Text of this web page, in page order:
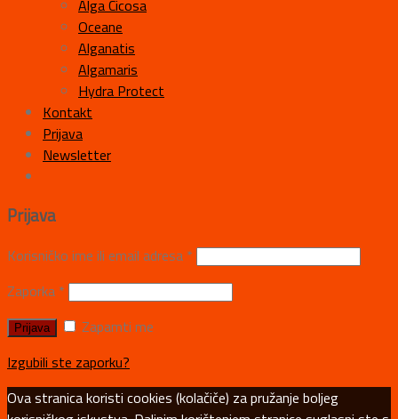
Alga Cicosa
Oceane
Alganatis
Algamaris
Hydra Protect
Kontakt
Prijava
Newsletter
Prijava
Korisničko ime ili email adresa *
Zaporka *
Zapamti me
Izgubili ste zaporku?
Ova stranica koristi cookies (kolačiče) za pružanje boljeg